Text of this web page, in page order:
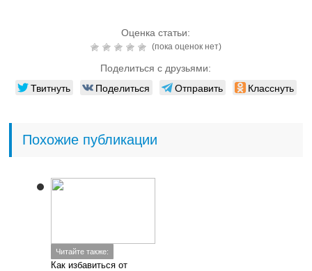
Оценка статьи:
(пока оценок нет)
Поделиться с друзьями:
Твитнуть Поделиться Отправить Класснуть
Похожие публикации
Читайте также:
Как избавиться от